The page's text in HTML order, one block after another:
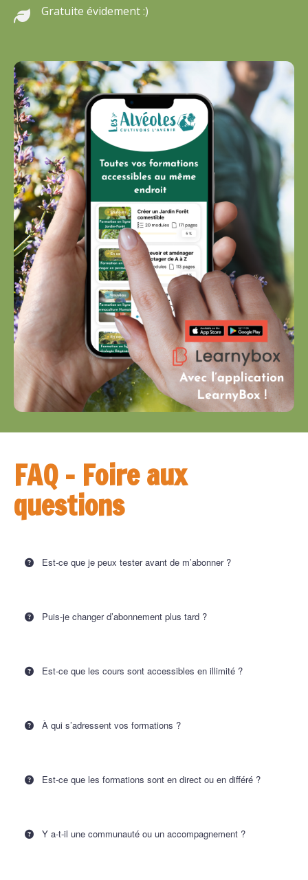
Gratuite évidement :)
FAQ – Foire aux
questions
Est-ce que je peux tester avant de m’abonner ?
Puis-je changer d’abonnement plus tard ?
Est-ce que les cours sont accessibles en illimité ?
À qui s’adressent vos formations ?
Est-ce que les formations sont en direct ou en différé ?
Y a-t-il une communauté ou un accompagnement ?